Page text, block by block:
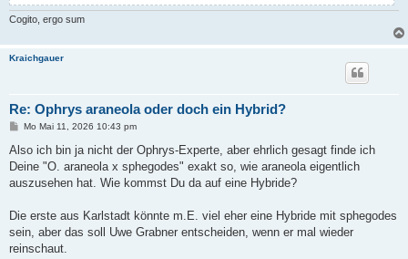
Cogito, ergo sum
Kraichgauer
Re: Ophrys araneola oder doch ein Hybrid?
B
i
r
a
Mo Mai 11, 2026 10:43 pm
Also ich bin ja nicht der Ophrys-Experte, aber ehrlich gesagt finde ich
Deine "O. araneola x sphegodes" exakt so, wie araneola eigentlich
auszusehen hat. Wie kommst Du da auf eine Hybride?
Die erste aus Karlstadt könnte m.E. viel eher eine Hybride mit sphegodes
sein, aber das soll Uwe Grabner entscheiden, wenn er mal wieder
reinschaut.